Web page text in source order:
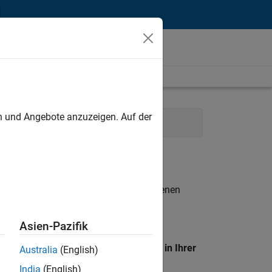
Business Model Team
. Wenn Sie noch immer keine offenen
unseres
Standort, um alle Stellenangebote in Ihrer
Angebote anzuzeigen. Auf der
Asien-Pazifik
Australia (English)
India (English)